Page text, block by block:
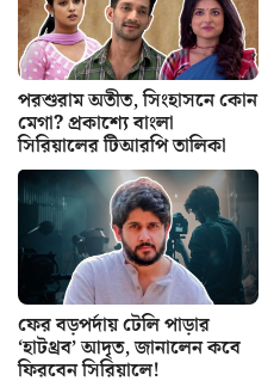
পরশুরাম অতীত, সিংহাসনে কোন
মেগা? প্রকাশ্যে বাংলা
সিরিয়ালের টিআরপি তালিকা
ফের বড়পর্দায় টেলি পাড়ার
‘হাটথ্রব’ আদৃত, জানালেন কবে
ফিরবেন সিরিয়ালে!